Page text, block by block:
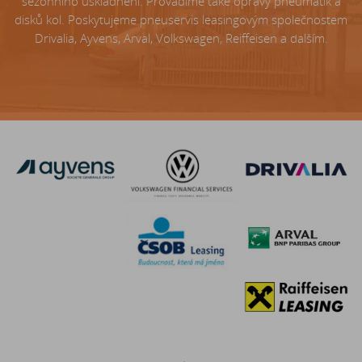
disků kol. Poskytujeme pneuservis leasingovým společnostem
Drivalia, Ayvens, Arval, Volkswagen, Reiffeisen a dalším.